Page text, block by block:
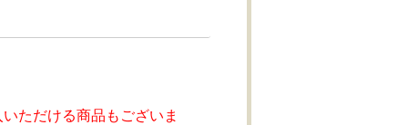
ただける商品もございま